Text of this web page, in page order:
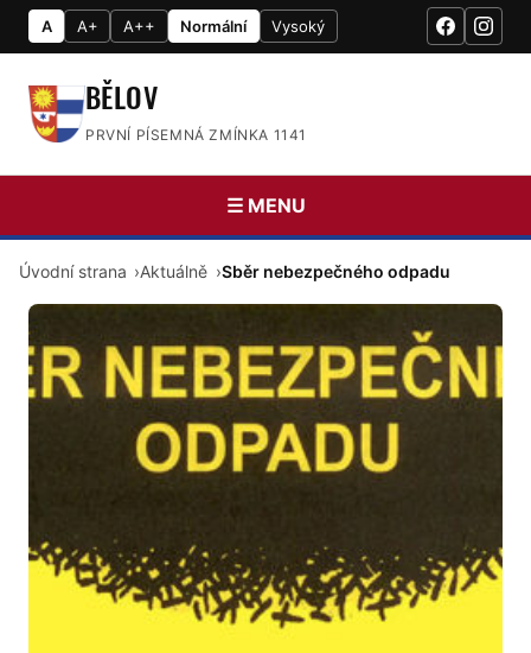
A A+ A++ Normální Vysoký
BĚLOV
PRVNÍ PÍSEMNÁ ZMÍNKA 1141
☰ MENU
Úvodní strana Aktuálně Sběr nebezpečného odpadu